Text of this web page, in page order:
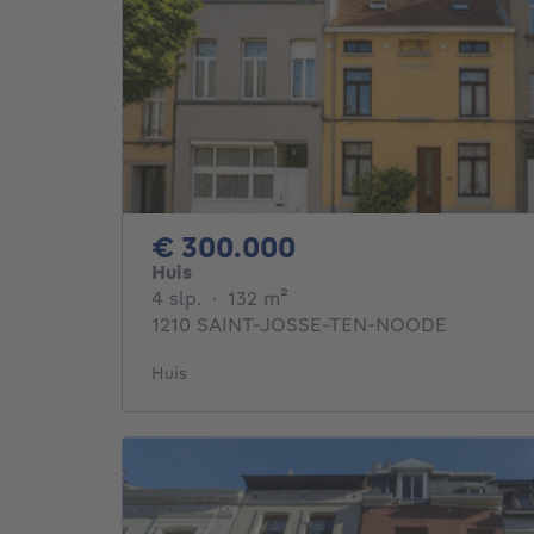
€ 300.000
Huis
4 slp. 4 slaapkamers
· 132 m²
1210 SAINT-JOSSE-TEN-NOODE
Huis